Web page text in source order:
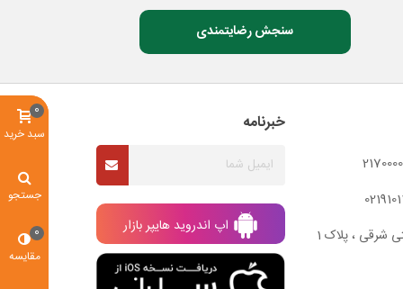
سنجش رضایتمندی
شرقی ، پلاک 1
خبرنامه
اپ اندروید هایپر بازار
سبد خرید
0
جستجو
مقایسه
0